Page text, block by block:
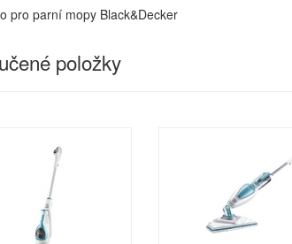
pro parní mopy Black&Decker
položky